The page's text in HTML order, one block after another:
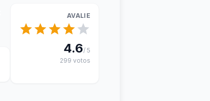
AVALIE
4.6/ 5
299 votos